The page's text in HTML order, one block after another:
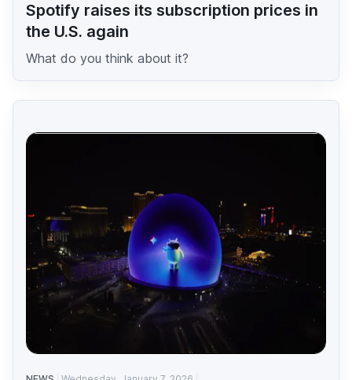
Spotify raises its subscription prices in
the U.S. again
What do you think about it?